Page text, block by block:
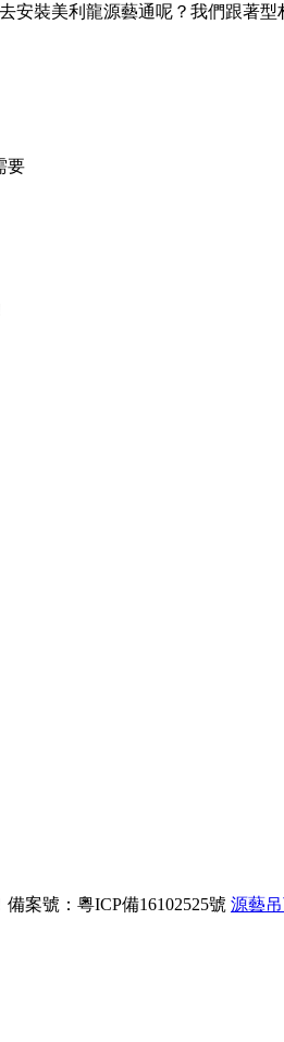
裝美利龍源藝通呢？我們跟著型
要
備案號：粵ICP備16102525號 源藝